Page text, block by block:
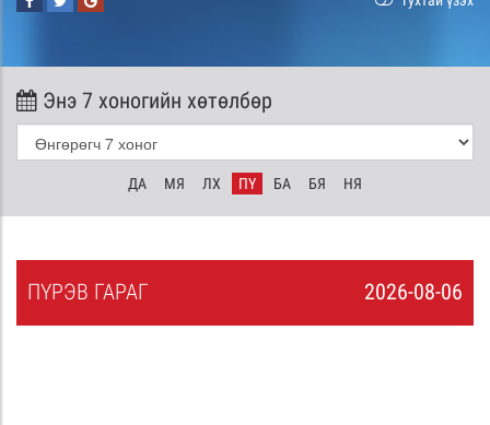
Энэ 7 хоногийн хөтөлбөр
ДА МЯ ЛХ ПҮ БА БЯ НЯ
2026-08-06
ПҮРЭВ ГАРАГ